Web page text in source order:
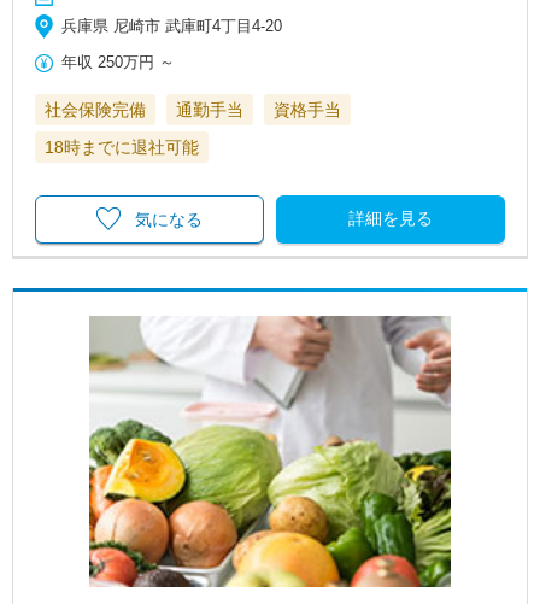
兵庫県 尼崎市 武庫町4丁目4-20
年収 250万円 ～
社会保険完備 通勤手当
資格手当
18時までに退社可能
詳細を見る
気になる